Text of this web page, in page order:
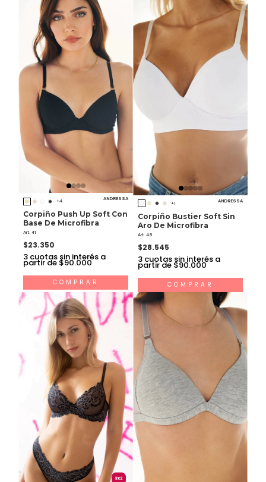
+4 ANDRESSA
Corpiño Push Up Soft Con
Base De Microfibra
Art. 41
$23.350
3 cuotas sin interés a
partir de $90.000
COMPRAR
+1 ANDRESSA
Corpiño Bustier Soft Sin
Aro De Microfibra
Art. 48
$28.545
3 cuotas sin interés a
partir de $90.000
COMPRAR
3x2